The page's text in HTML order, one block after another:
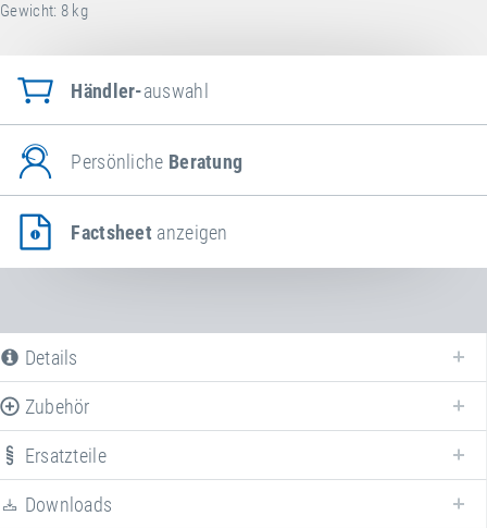
Gewicht: 8 kg
Händler-auswahl
Persönliche Beratung
Factsheet anzeigen
Details
Zubehör
Ersatzteile
Downloads